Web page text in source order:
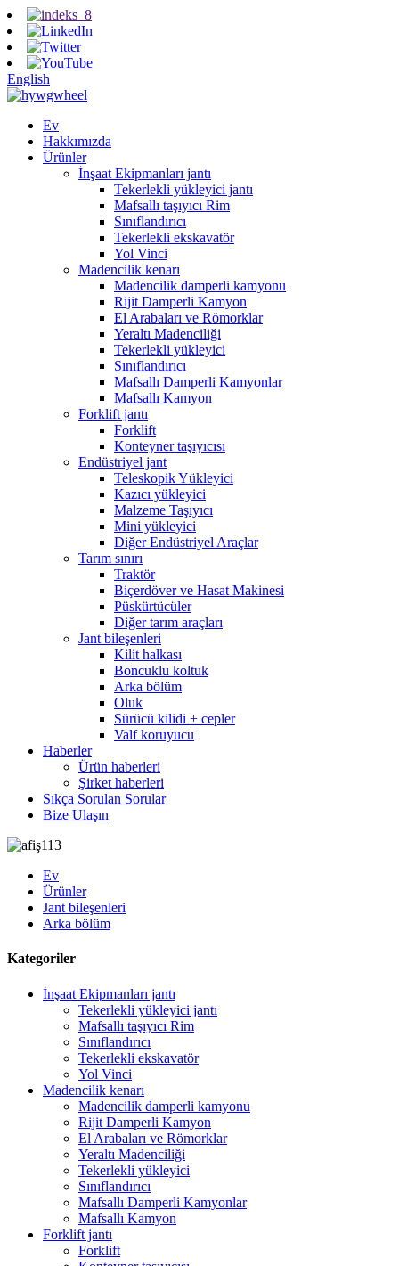
English
Ev
Hakkımızda
Ürünler
İnşaat Ekipmanları jantı
Tekerlekli yükleyici jantı
Mafsallı taşıyıcı Rim
Sınıflandırıcı
Tekerlekli ekskavatör
Yol Vinci
Madencilik kenarı
Madencilik damperli kamyonu
Rijit Damperli Kamyon
El Arabaları ve Römorklar
Yeraltı Madenciliği
Tekerlekli yükleyici
Sınıflandırıcı
Mafsallı Damperli Kamyonlar
Mafsallı Kamyon
Forklift jantı
Forklift
Konteyner taşıyıcısı
Endüstriyel jant
Teleskopik Yükleyici
Kazıcı yükleyici
Malzeme Taşıyıcı
Mini yükleyici
Diğer Endüstriyel Araçlar
Tarım sınırı
Traktör
Biçerdöver ve Hasat Makinesi
Püskürtücüler
Diğer tarım araçları
Jant bileşenleri
Kilit halkası
Boncuklu koltuk
Arka bölüm
Oluk
Sürücü kilidi + cepler
Valf koruyucu
Haberler
Ürün haberleri
Şirket haberleri
Sıkça Sorulan Sorular
Bize Ulaşın
Ev
Ürünler
Jant bileşenleri
Arka bölüm
Kategoriler
İnşaat Ekipmanları jantı
Tekerlekli yükleyici jantı
Mafsallı taşıyıcı Rim
Sınıflandırıcı
Tekerlekli ekskavatör
Yol Vinci
Madencilik kenarı
Madencilik damperli kamyonu
Rijit Damperli Kamyon
El Arabaları ve Römorklar
Yeraltı Madenciliği
Tekerlekli yükleyici
Sınıflandırıcı
Mafsallı Damperli Kamyonlar
Mafsallı Kamyon
Forklift jantı
Forklift